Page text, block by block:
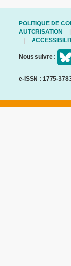
POLITIQUE DE
AUTORISATION
Nous suivre :
e-ISSN : 1775-